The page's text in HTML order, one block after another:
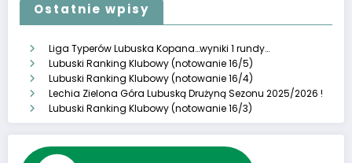
Ostatnie wpisy
Liga Typerów Lubuska Kopana…wyniki 1 rundy…
Lubuski Ranking Klubowy (notowanie 16/5)
Lubuski Ranking Klubowy (notowanie 16/4)
Lechia Zielona Góra Lubuską Drużyną Sezonu 2025/2026 !
Lubuski Ranking Klubowy (notowanie 16/3)